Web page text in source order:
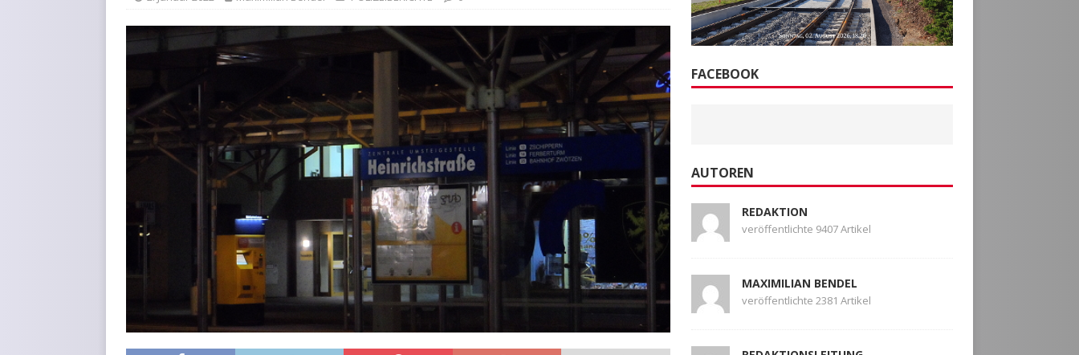
FACEBOOK
AUTOREN
REDAKTION
veröffentlichte 9407 Artikel
MAXIMILIAN BENDEL
veröffentlichte 2381 Artikel